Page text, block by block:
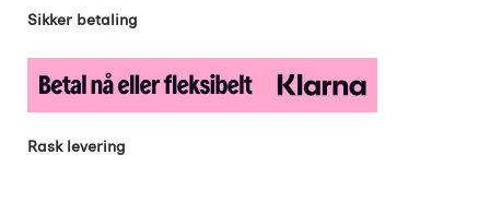
Sikker betaling
Rask levering